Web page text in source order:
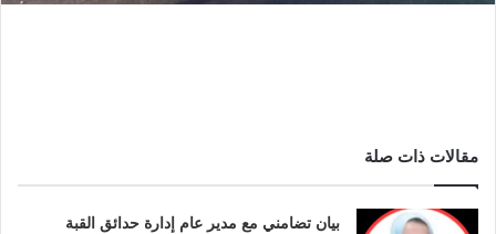
مقالات ذات صلة
بيان تضامني مع مدير عام إدارة حدائق القبة